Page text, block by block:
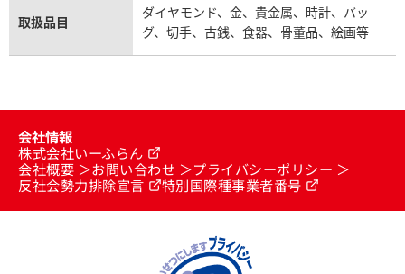
取扱品目
ダイヤモンド、金、貴金属、時計、バッ
グ、切手、古銭、食器、骨董品、絵画等
会社情報
株式会社いーふらん
会社概要
お問い合わせ
プライバシーポリシー
反社会勢力排除宣言
特別国際種事業者番号